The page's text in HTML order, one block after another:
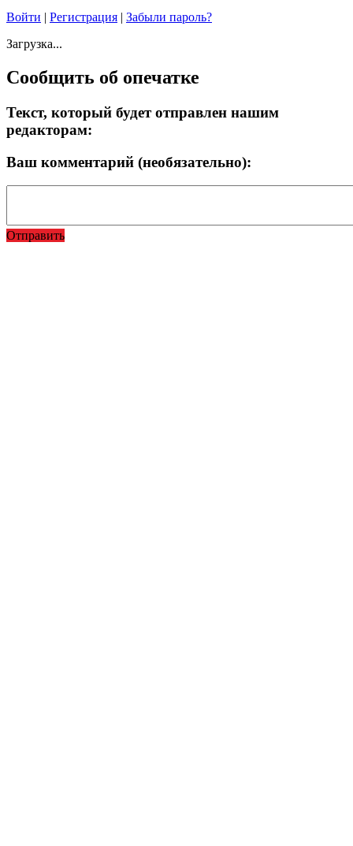
Войти | Регистрация | Забыли пароль?
Загрузка...
Сообщить об опечатке
Текст, который будет отправлен нашим
редакторам:
Ваш комментарий (необязательно):
Отправить